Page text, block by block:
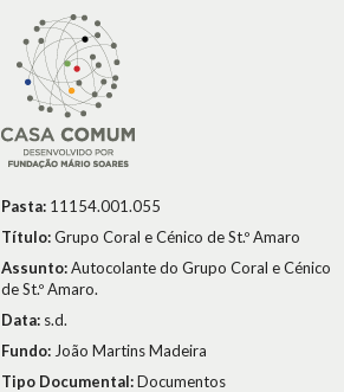
Pasta: 11154.001.055
Título:Grupo Coral e Cénico de St.º Amaro
Assunto:Autocolante do Grupo Coral e Cénico
de St.º Amaro.
Data: s.d.
Fundo: João Martins Madeira
Tipo Documental:Documentos